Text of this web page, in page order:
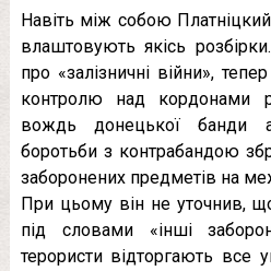
Навіть між собою
влаштовують якісь
про «залізничні війни»,
контролю над кордонами
вождь донецької банди
боротьби з контрабандою
заборонених предметів на
При цьому він не уточнив,
під словами «інші
терористи відторгають все